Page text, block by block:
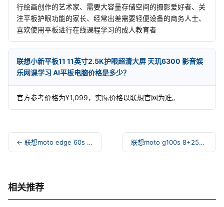
行绘画创作的艺术家、需要大容量存储空间的摄影爱好者、关
注平板护眼功能的家长、经常出差需要轻便设备的商务人士、
喜欢使用平板进行在线课程学习的成人教育者
联想小新平板11 11英寸2.5K护眼超清大屏 天玑6300 影音娱
乐网课学习 AI平板电脑价格是多少？
官方参考价格为¥1,099，实际价格以联想官网为准。
← 联想moto edge 60s 12+256 夏日乌梅 联想moto g100s 8+256 海蓝 →
相关推荐